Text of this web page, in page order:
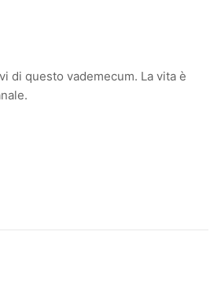
di questo vademecum. La vita è